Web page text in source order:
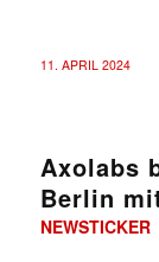
11. APRIL 2024
Axolabs
Berlin
NEWSTICKER